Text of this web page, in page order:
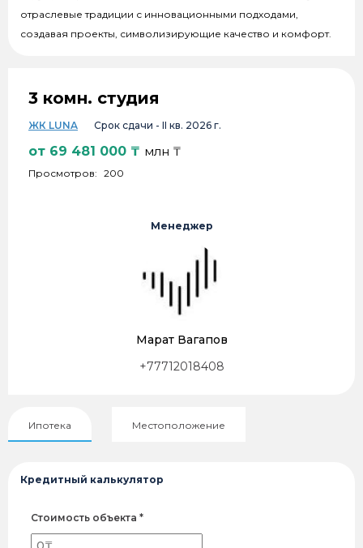
отраслевые традиции с инновационными подходами,
создавая проекты, символизирующие качество и комфорт.
3 комн. студия
ЖК LUNA Срок сдачи - II кв. 2026 г.
от 69 481 000 ₸ млн ₸
Просмотров: 200
Менеджер
Марат Вагапов
+77712018408
Ипотека Местоположение
Кредитный калькулятор
Стоимость объекта *